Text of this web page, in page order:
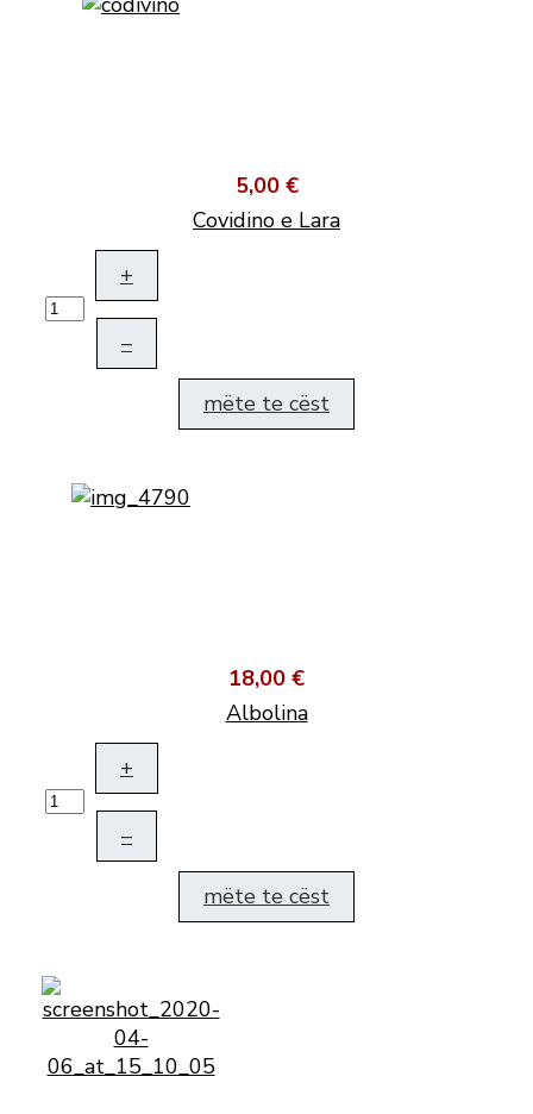
5,00 €
Covidino e Lara
+
–
mëte te cëst
18,00 €
Albolina
+
–
mëte te cëst